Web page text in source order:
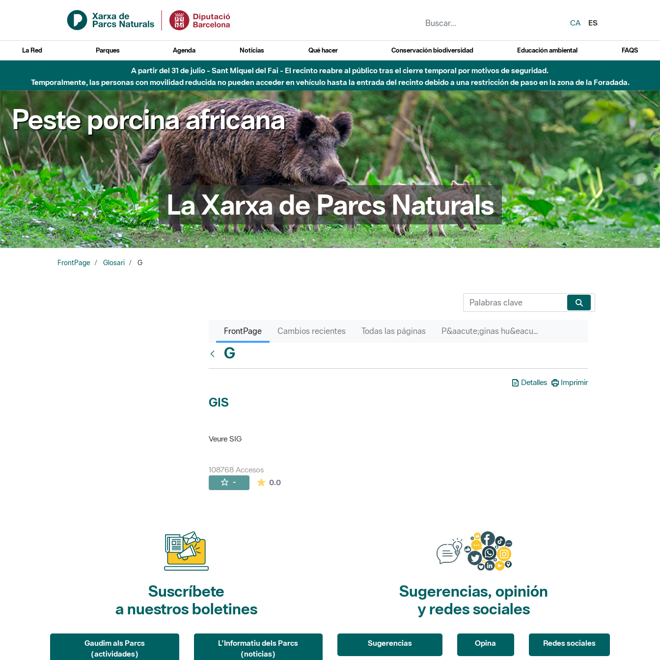
Saltar al contenido principal
CA
ES
La Red Parques Agenda Noticias Qué hacer Conservación biodiversidad Educación ambiental FAQS
A partir del 31 de julio - Sant Miquel del Fai - El recinto reabre al público tras el cierre temporal por motivos de seguridad.
Temporalmente, las personas con movilidad reducida no pueden acceder en vehículo hasta la entrada del recinto debido a una restricción de paso en la zona de la Foradada.
Peste porcina africana
La Xarxa de Parcs Naturals
FrontPage Glosari G
FrontPage Cambios recientes Todas las páginas P&aacute;ginas hu&eacute;rfanas
G
Detalles Imprimir
GIS
Veure SIG
108768 Accesos
- 0.0La valoración media es de 0 estrellas de 5.
Suscríbete
a nuestros boletines
Gaudim als Parcs
(actividades)
L'Informatiu dels Parcs
(noticias)
Sugerencias, opinión
y redes sociales
Sugerencias Opina Redes sociales